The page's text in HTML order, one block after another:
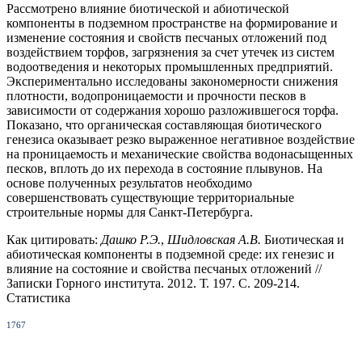
Рассмотрено влияние биотической и абиотической
компоненты в подземном пространстве на формирование и
изменение состояния и свойств песчаных отложений под
воздействием торфов, загрязнения за счет утечек из систем
водоотведения и некоторых промышленных предприятий.
Экспериментально исследованы закономерности снижения
плотности, водопроницаемости и прочности песков в
зависимости от содержания хорошо разложившегося торфа.
Показано, что органическая составляющая биотического
генезиса оказывает резко выраженное негативное воздействие
на проницаемость и механические свойства водонасыщенных
песков, вплоть до их перехода в состояние плывунов. На
основе полученных результатов необходимо
совершенствовать существующие территориальные
строительные нормы для Санкт-Петербурга.
Как цитировать: Дашко Р.Э., Шидловская А.В. Биотическая и
абиотическая компоненты в подземной среде: их генезис и
влияние на состояние и свойства песчаных отложений //
Записки Горного института. 2012. Т. 197. С. 209-214.
Статистика
1767